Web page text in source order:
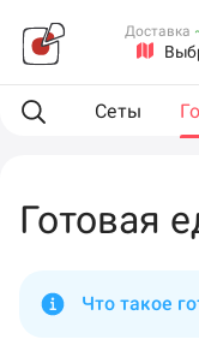
Доставка
Сеты
Готовая
Что такое